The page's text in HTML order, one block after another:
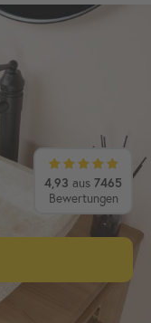
4,93 aus 7465
Bewertungen